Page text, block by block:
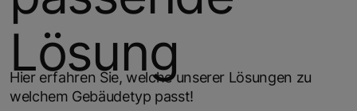
Lösung
Hier erfahren Sie, welche unserer Lösungen zu
welchem Gebäudetyp passt!